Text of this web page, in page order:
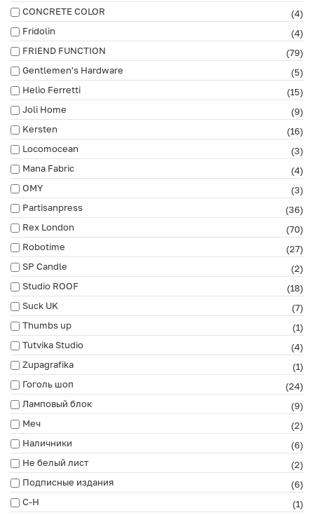
CONCRETE COLOR
(4)
Fridolin
(4)
FRIEND FUNCTION
(79)
Gentlemen's Hardware
(5)
Helio Ferretti
(15)
Joli Home
(9)
Kersten
(16)
Locomocean
(3)
Mana Fabric
(4)
OMY
(3)
Partisanpress
(36)
Rex London
(70)
Robotime
(27)
SP Candle
(2)
Studio ROOF
(18)
Suck UK
(7)
Thumbs up
(1)
Tutvika Studio
(4)
Zupagrafika
(1)
Гоголь шоп
(24)
Ламповый блок
(9)
Меч
(2)
Наличники
(6)
Не белый лист
(2)
Подписные издания
(6)
С-Н
(1)